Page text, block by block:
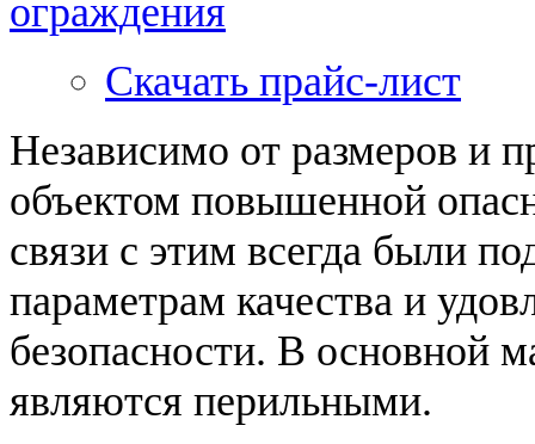
Скачать прайс-лист
Независимо от размеров и
объектом повышенной
связи с этим всегда были
параметрам качества и
безопасности. В основной
являются перильными.